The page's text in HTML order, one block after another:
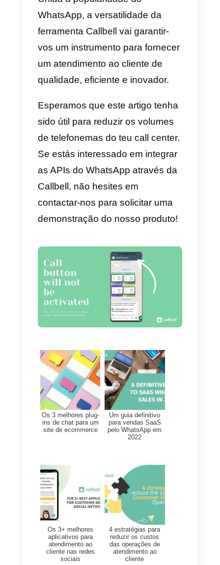
notáveis vantagens competitivas.
Se o canal WhatsApp se fizer
visível para o vosso público-alvo
de forma eficaz, é quase certo
queobterão uma redução do
número de telefonemase um
aumento dos pedidos através
Tenhamos em conta que, exceto
em urgências ou casos
particulares, os clientes não
nível de funcionalidade, o
WhatsApp permite, em primeiro
lugar, fornecer respostas rápidas
sem contudo serem instantâneas
Possibilita identificar rapidamente
o pedido de um cliente e
uma solução atempada
conversa WhatsApp permite
do usuário: se o pedido do
for pouco complexo, o operador
do turno poderá “escalar” o
pedido e ligar ao cliente.
Além disso,
o CRM integrado no